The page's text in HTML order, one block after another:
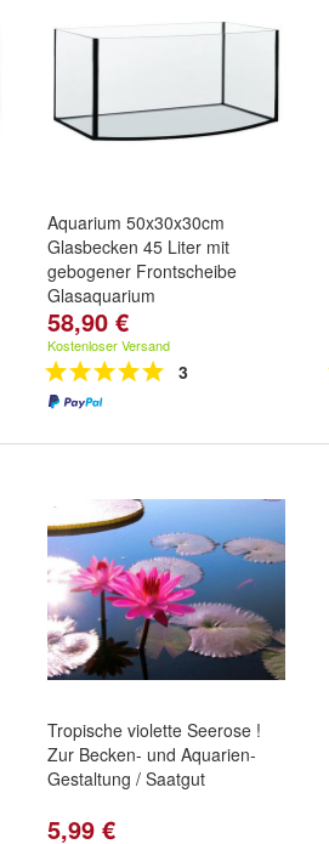
Aquarium 50x30x30cm
Glasbecken 45 Liter mit
gebogener Frontscheibe
Glasaquarium
58,90 €
Kostenloser Versand
3
Tropische violette Seerose !
Zur Becken- und Aquarien-
Gestaltung / Saatgut
5,99 €